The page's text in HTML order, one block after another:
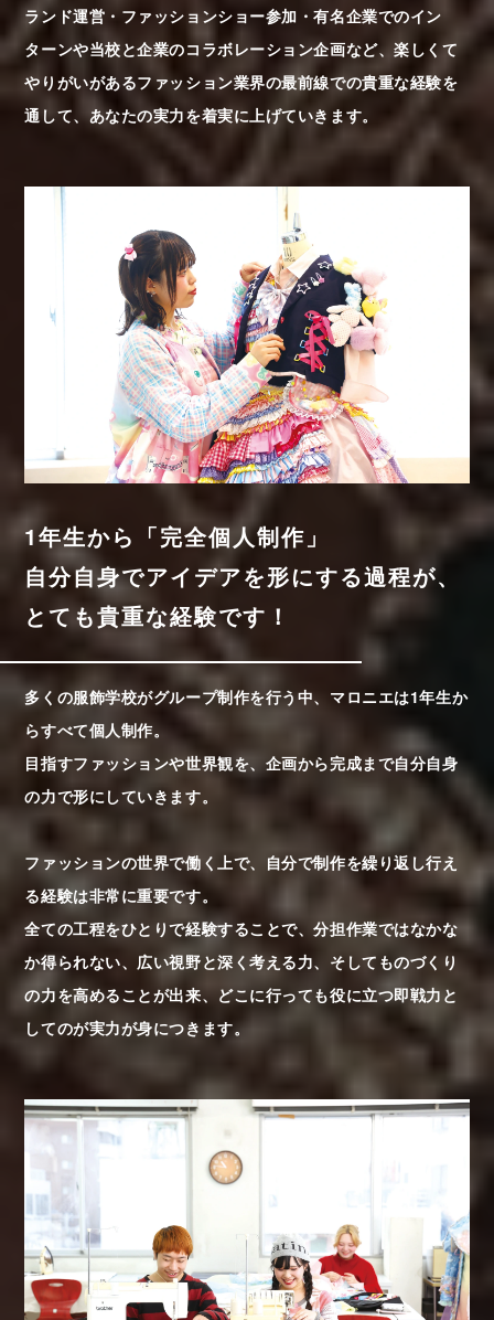
ランド運営・ファッションショー参加・有名企業でのイン
ターンや当校と企業のコラボレーション企画など、楽しくて
やりがいがあるファッション業界の最前線での貴重な経験を
通して、あなたの実力を着実に上げていきます。
1年生から「完全個人制作」
自分自身でアイデアを形にする過程が、
とても貴重な経験です！
多くの服飾学校がグループ制作を行う中、マロニエは1年生か
らすべて個人制作。
目指すファッションや世界観を、企画から完成まで自分自身
の力で形にしていきます。
ファッションの世界で働く上で、自分で制作を繰り返し行え
る経験は非常に重要です。
全ての工程をひとりで経験することで、分担作業ではなかな
か得られない、広い視野と深く考える力、そしてものづくり
の力を高めることが出来、どこに行っても役に立つ即戦力と
してのが実力が身につきます。